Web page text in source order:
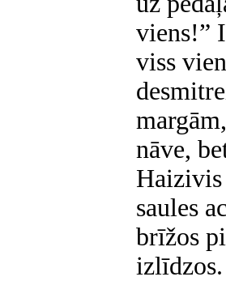
viens!”
viss
nāve,
Haizivis
saules
brīžos